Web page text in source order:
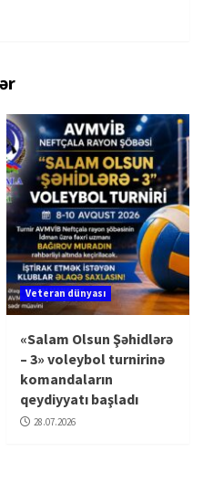
Veteran dünyası
«Salam Olsun Şəhidlərə
– 3» voleybol turnirinə
komandaların
qeydiyyatı başladı
28.07.2026